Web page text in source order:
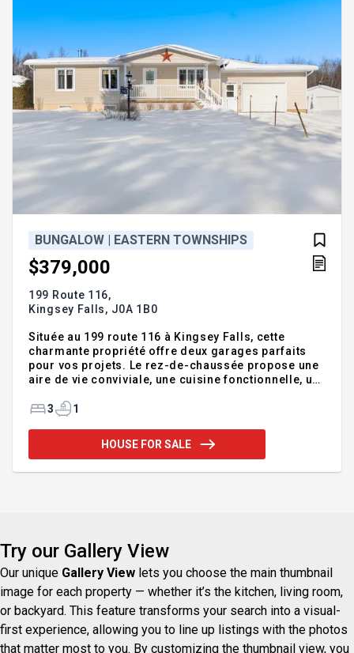
BUNGALOW | EASTERN TOWNSHIPS
$379,000
199 Route 116,
Kingsey Falls, J0A 1B0
Située au 199 route 116 à Kingsey Falls, cette
charmante propriété offre deux garages parfaits
pour vos projets. Le rez-de-chaussée propose une
aire de vie conviviale, une cuisine fonctionnelle, un
Trois chambres, une salle de bains complète, une
comprend salle familiale, une chambre et un vaste
rangement pour établi ainsi qu'une chambre froide.
3 1
HOUSE FOR SALE
Try our Gallery View
Our unique Gallery View lets you choose the main thumbnail
image for each property — whether it’s the kitchen, living room,
or backyard. This feature transforms your search into a visual-
first experience, allowing you to line up listings with the photos
that matter most to you. By customizing the thumbnail view, you